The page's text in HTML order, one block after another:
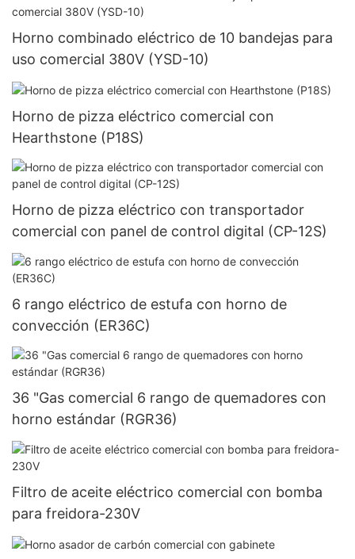
Horno combinado eléctrico de 10 bandejas para
uso comercial 380V (YSD-10)
Horno de pizza eléctrico comercial con
Hearthstone (P18S)
Horno de pizza eléctrico con transportador
comercial con panel de control digital (CP-12S)
6 rango eléctrico de estufa con horno de
convección (ER36C)
36 "Gas comercial 6 rango de quemadores con
horno estándar (RGR36)
Filtro de aceite eléctrico comercial con bomba
para freidora-230V